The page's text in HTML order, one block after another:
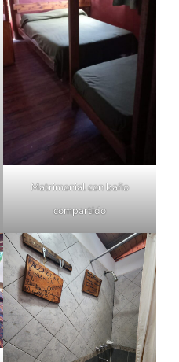
Matrimonial con baño
compartido